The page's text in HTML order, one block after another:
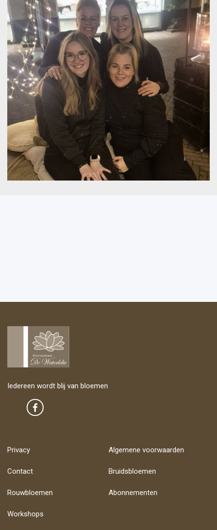
Iedereen wordt blij van bloemen
Privacy Algemene voorwaarden
Contact Bruidsbloemen
Rouwbloemen Abonnementen
Workshops